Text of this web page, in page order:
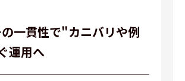
一貫性で"カニバリや例
運用へ